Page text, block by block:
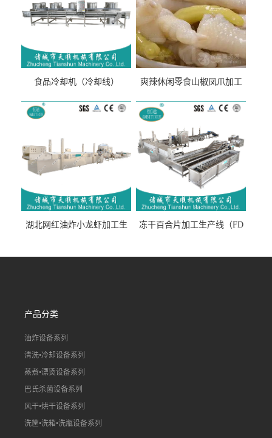
食品冷却机（冷却线）
爽辣休闲零食山椒凤爪加工
流水线）
湖北网红油炸小龙虾加工生
线）
冻干百合片加工生产线（FD
线）
产品分类
油炸设备系列
清洗•冷却设备系列
蒸煮•漂烫设备系列
巴氏杀菌设备系列
风干•烘干设备系列
洗筐•洗箱•洗瓶设备系列